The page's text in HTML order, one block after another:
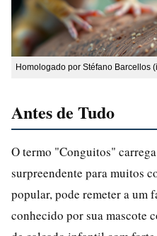
Homologado por Stéfano Barcellos
Antes de Tudo
O termo "Conguitos"
surpreendente para muitos
popular, pode remeter a um
conhecido por sua mascote